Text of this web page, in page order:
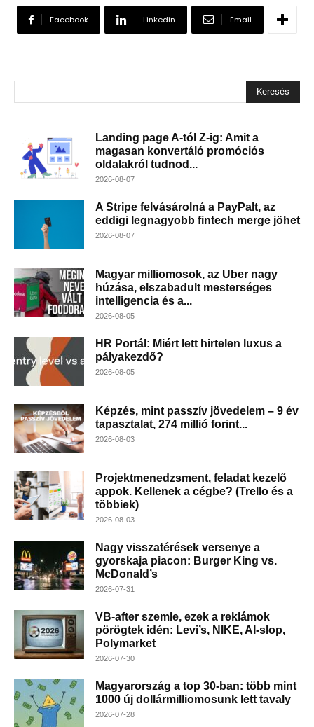
Facebook Linkedin Email
Keresés
Landing page A-tól Z-ig: Amit a
magasan konvertáló promóciós
oldalakról tudnod...
2026-08-07
A Stripe felvásárolná a PayPalt, az
eddigi legnagyobb fintech merge jöhet
2026-08-07
Magyar milliomosok, az Uber nagy
húzása, elszabadult mesterséges
intelligencia és a...
2026-08-05
HR Portál: Miért lett hirtelen luxus a
pályakezdő?
2026-08-05
Képzés, mint passzív jövedelem – 9 év
tapasztalat, 274 millió forint...
2026-08-03
Projektmenedzsment, feladat kezelő
appok. Kellenek a cégbe? (Trello és a
többiek)
2026-08-03
Nagy visszatérések versenye a
gyorskaja piacon: Burger King vs.
McDonald’s
2026-07-31
VB-after szemle, ezek a reklámok
pörögtek idén: Levi’s, NIKE, AI-slop,
Polymarket
2026-07-30
Magyarország a top 30-ban: több mint
1000 új dollármilliomosunk lett tavaly
2026-07-28